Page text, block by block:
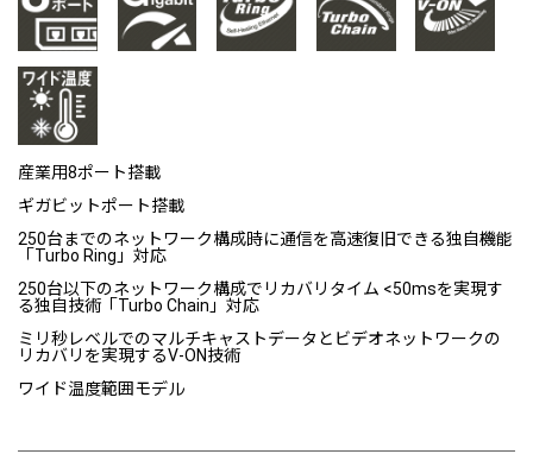
産業用8ポート搭載
ギガビットポート搭載
250台までのネットワーク構成時に通信を高速復旧できる独自機能
「Turbo Ring」対応
250台以下のネットワーク構成でリカバリタイム <50msを実現す
る独自技術「Turbo Chain」対応
ミリ秒レベルでのマルチキャストデータとビデオネットワークの
リカバリを実現するV-ON技術
ワイド温度範囲モデル